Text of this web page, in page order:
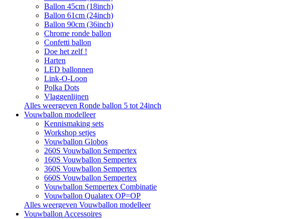
Ballon 45cm (18inch)
Ballon 61cm (24inch)
Ballon 90cm (36inch)
Chrome ronde ballon
Confetti ballon
Doe het zelf !
Harten
LED ballonnen
Link-O-Loon
Polka Dots
Vlaggenlijnen
Alles weergeven Ronde ballon 5 tot 24inch
Vouwballon modelleer
Kennismaking sets
Workshop setjes
Vouwballon Globos
260S Vouwballon Sempertex
160S Vouwballon Sempertex
360S Vouwballon Sempertex
660S Vouwballon Sempertex
Vouwballon Sempertex Combinatie
Vouwballon Qualatex OP=OP
Alles weergeven Vouwballon modelleer
Vouwballon Accessoires